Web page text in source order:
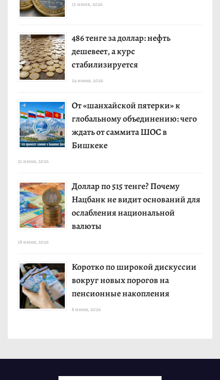
15 июля, 2026
486 тенге за доллар: нефть
дешевеет, а курс
стабилизируется
24 июня, 2026
От «шанхайской пятерки» к
глобальному объединению: чего
ждать от саммита ШОС в
Бишкеке
21 июня, 2026
Доллар по 515 тенге? Почему
Нацбанк не видит оснований для
ослабления национальной
валюты
18 июня, 2026
Коротко по широкой дискуссии
вокруг новых порогов на
пенсионные накопления
8 июня, 2026